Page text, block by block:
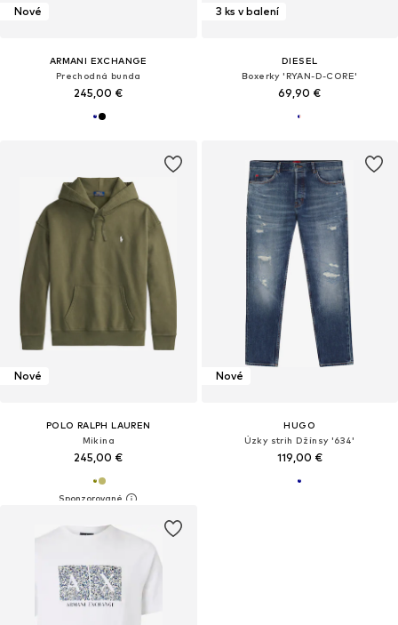
Nové
ARMANI EXCHANGE
Prechodná bunda
245,00 €
3 ks v balení
DIESEL
Boxerky 'RYAN-D-CORE'
69,90 €
Nové
POLO RALPH LAUREN
Mikina
245,00 €
Nové
HUGO
Úzky strih Džínsy '634'
119,00 €